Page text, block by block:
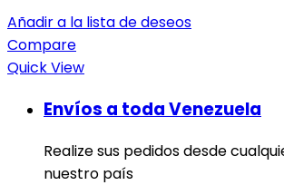
Añadir a la lista de deseos
Compare
Quick View
Envíos a toda Venezuela
Realize sus pedidos desde
nuestro país